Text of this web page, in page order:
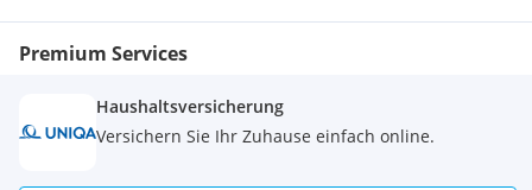
Premium Services
Haushaltsversicherung
Versichern Sie Ihr Zuhause einfach online.